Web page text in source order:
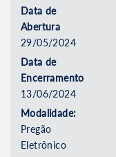
Data de
Abertura
29/05/2024
Data de
Encerramento
13/06/2024
Modalidade:
Pregão
Eletrônico